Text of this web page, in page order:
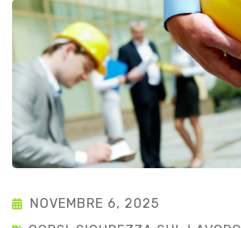
NOVEMBRE 6, 2025